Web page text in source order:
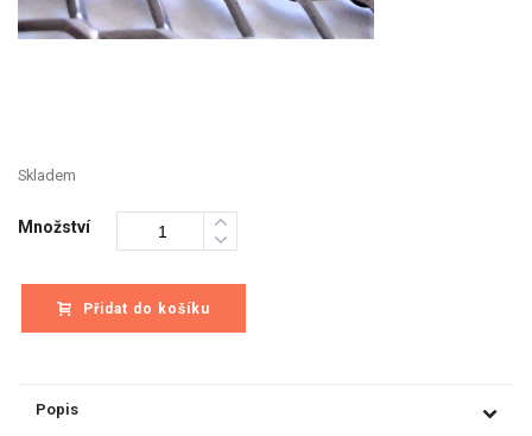
Skladem
Množství
Přidat do košíku
Popis